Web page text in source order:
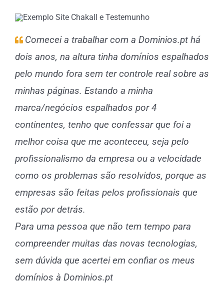
Comecei a trabalhar com a Dominios.pt há
dois anos, na altura tinha domínios espalhados
pelo mundo fora sem ter controle real sobre as
minhas páginas. Estando a minha
marca/negócios espalhados por 4
continentes, tenho que confessar que foi a
melhor coisa que me aconteceu, seja pelo
profissionalismo da empresa ou a velocidade
como os problemas são resolvidos, porque as
empresas são feitas pelos profissionais que
estão por detrás.
Para uma pessoa que não tem tempo para
compreender muitas das novas tecnologias,
sem dúvida que acertei em confiar os meus
domínios à Dominios.pt